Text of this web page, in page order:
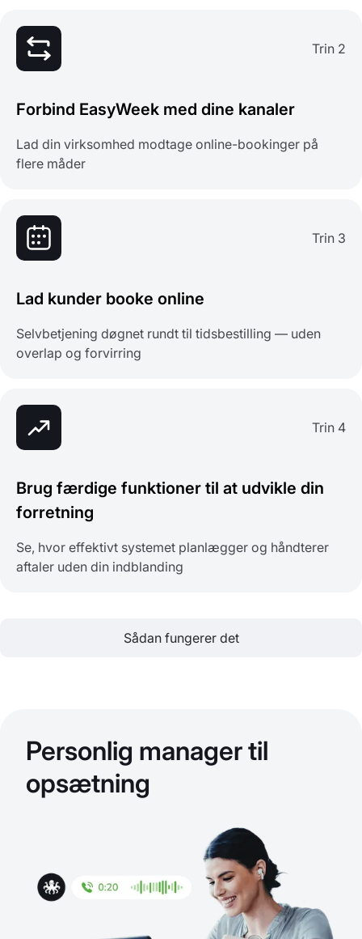
Trin 2
Forbind EasyWeek med dine kanaler
Lad din virksomhed modtage online-bookinger på
flere måder
Trin 3
Lad kunder booke online
Selvbetjening døgnet rundt til tidsbestilling — uden
overlap og forvirring
Trin 4
Brug færdige funktioner til at udvikle din
forretning
Se, hvor effektivt systemet planlægger og håndterer
aftaler uden din indblanding
Sådan fungerer det
Personlig manager til
opsætning